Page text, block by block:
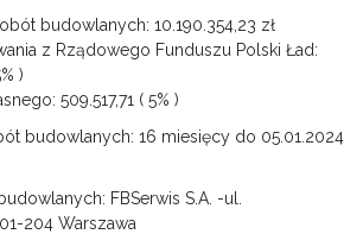
budowlanych: 10.190.354,23 zł
z Rządowego Funduszu Polski Ład:
)
509.517,71 ( 5% )
budowlanych: 16 miesięcy do 05.01.2024
FBSerwis S.A. -ul.
204 Warszawa